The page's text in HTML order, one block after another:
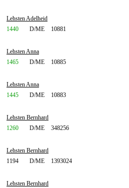
Lehsten Adelheid
1440
D/ME 10881
Lehsten Anna
1465
D/ME 10885
Lehsten Anna
1445
D/ME 10883
Lehsten Bernhard
1260
D/ME 348256
Lehsten Bernhard
1194
D/ME 1393024
Lehsten Bernhard